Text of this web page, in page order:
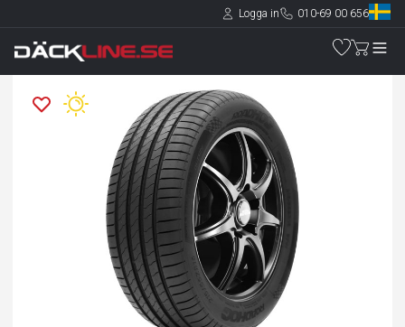
Logga in 010-69 00 656